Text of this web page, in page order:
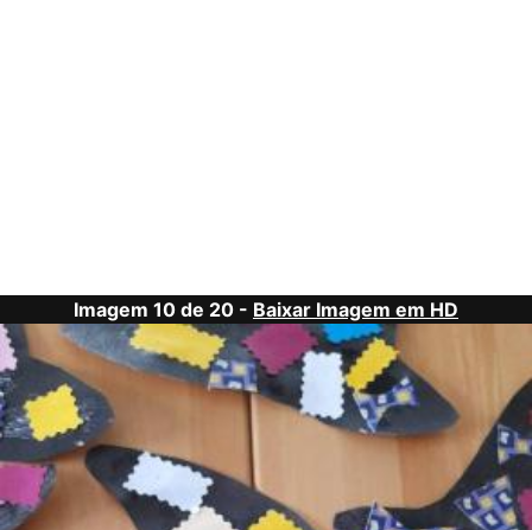
Imagem 10 de 20 - Baixar Imagem em HD